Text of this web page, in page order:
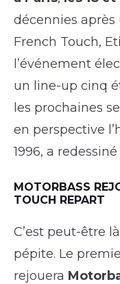
décennies
French Touch,
l’événement
un line-up cinq
les prochaines
en perspective
1996, a
MOTORBASS
TOUCH REPART
C’est peut-être
pépite. Le
rejouera